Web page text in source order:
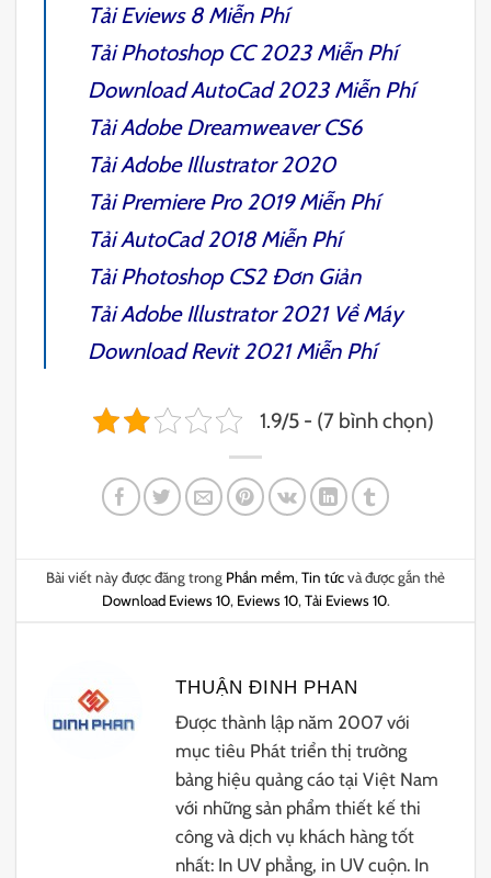
TảiEviews 8Miễn Phí
TảiPhotoshop CC 2023Miễn Phí
DownloadAutoCad 2023 Miễn Phí
TảiAdobe Dreamweaver CS6
TảiAdobe Illustrator 2020
TảiPremiere Pro 2019Miễn Phí
TảiAutoCad 2018 Miễn Phí
TảiPhotoshop CS2Đơn Giản
TảiAdobe Illustrator 2021Về Máy
DownloadRevit 2021Miễn Phí
1.9/5 - (7 bình chọn)
Bài viết này được đăng trong Phần mềm,Tin tứcvà được gắn thẻ
Download Eviews 10, Eviews 10,Tải Eviews 10.
THUẬN ĐINH PHAN
Được thành lập năm 2007 với
mục tiêu Phát triển thị trường
bảng hiệu quảng cáo tại Việt Nam
với những sản phẩm thiết kế thi
công và dịch vụ khách hàng tốt
nhất: In UV phẳng, in UV cuộn. In